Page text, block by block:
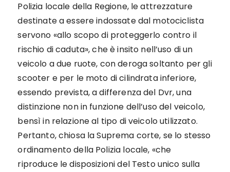
Polizia locale della Regione, le attrezzature
destinate a essere indossate dal motociclista
servono «allo scopo di proteggerlo contro il
rischio di caduta», che è insito nell’uso di un
veicolo a due ruote, con deroga soltanto per gli
scooter e per le moto di cilindrata inferiore,
essendo prevista, a differenza del Dvr, una
distinzione non in funzione dell’uso del veicolo,
bensì in relazione al tipo di veicolo utilizzato.
Pertanto, chiosa la Suprema corte, se lo stesso
ordinamento della Polizia locale, «che
riproduce le disposizioni del Testo unico sulla